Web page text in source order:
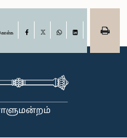
கொள்க Facebook